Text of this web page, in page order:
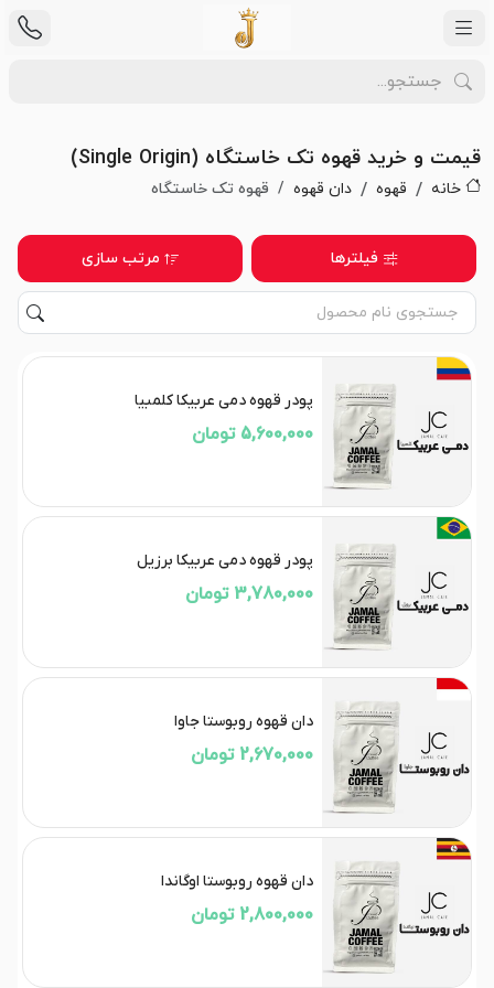
قیمت و خرید قهوه تک خاستگاه (Single Origin)
خانه قهوه دان قهوه قهوه تک خاستگاه
فیلترها مرتب سازی
پودر قهوه دمی عربیکا کلمبیا
5,600,000 تومان
پودر قهوه دمی عربیکا برزیل
3,780,000 تومان
دان قهوه روبوستا جاوا
2,670,000 تومان
دان قهوه روبوستا اوگاندا
2,800,000 تومان